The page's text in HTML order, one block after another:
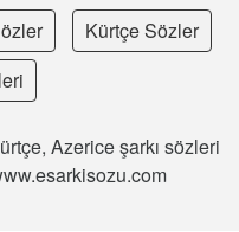
Kürtçe Sözler
Azerice şarkı sözleri